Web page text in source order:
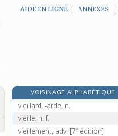
AIDE EN LIGNE ANNEXES
VOISINAGE ALPHABÉTIQUE
vieil, adj. m.
vieillard, -arde, n.
vieille, n. f.
vieillement, adv. [7e édition]